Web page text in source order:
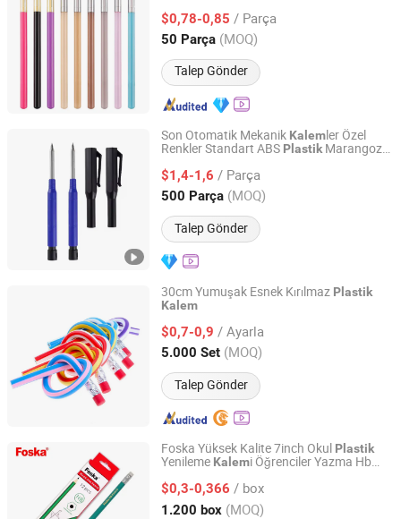
$0,78-0,85 / Parça
50 Parça (MOQ)
Talep Gönder
Fiyat 2015
Son Otomatik Mekanik Kalemler Özel
Renkler Standart ABS Plastik Marangoz
Seti
$1,4-1,6 / Parça
500 Parça (MOQ)
Talep Gönder
Changsha Hetong Technology Co., Ltd.
Hunan, China Fiyat 2025
30cm Yumuşak Esnek Kırılmaz Plastik
Kalem
$0,7-0,9 / Ayarla
5.000 Set (MOQ)
Talep Gönder
Ningbo DEF International Trading Co., Ltd.
Zhejiang, China Fiyat 2018
Foska Yüksek Kalite 7inch Okul Plastik
Yenileme Kalemi Öğrenciler Yazma Hb
$0,3-0,366 / box
1.200 box (MOQ)
Anhui Sunshine Stationery Co., Ltd.
Anhui, China Fiyat 2017